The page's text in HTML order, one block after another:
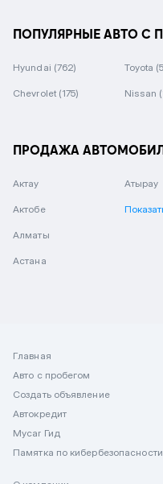
ПОПУЛЯРНЫЕ АВТО С
Hyundai (762) Toyota
Chevrolet (175) Nissan
ПРОДАЖА
Актау
Актобе
Алматы
Астана
Атырау
Главная
Авто с пробегом
Создать объявление
Автокредит
Mycar Гид
Памятка по кибербезопасности